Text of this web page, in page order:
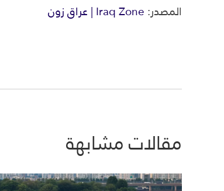
المصدر:Iraq Zone | عراق زون
مقالات مشابهة